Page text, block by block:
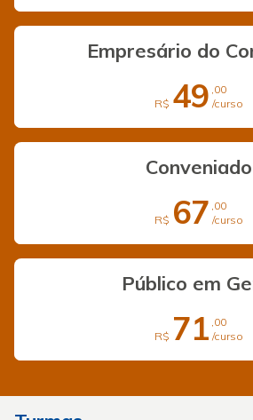
Empresário do
R$ 49 ,00
/curso
Conveniado
R$ 67 ,00
/curso
Público em
R$ 71 ,00
/curso